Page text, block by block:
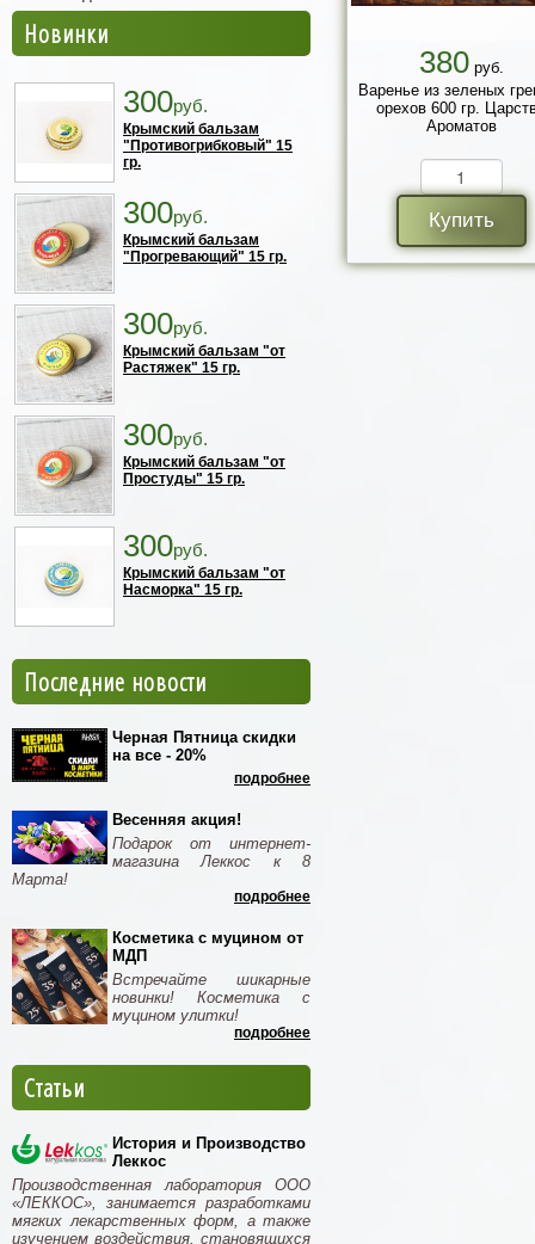
Новинки
300руб.
Крымский бальзам
"Противогрибковый" 15
гр.
300руб.
Крымский бальзам
"Прогревающий" 15 гр.
300руб.
Крымский бальзам "от
Растяжек" 15 гр.
300руб.
Крымский бальзам "от
Простуды" 15 гр.
300руб.
Крымский бальзам "от
Насморка" 15 гр.
Последние новости
Черная Пятница скидки
на все - 20%
подробнее
Весенняя акция!
Подарок от интернет-
магазина Леккос к 8
Марта!
подробнее
Косметика с муцином от
МДП
Встречайте шикарные
новинки! Косметика с
муцином улитки!
подробнее
Статьи
История и Производство
Леккос
Производственная лаборатория ООО
«ЛЕККОС», занимается разработками
мягких лекарственных форм, а также
изучением воздействия, становящихся
380руб.
Варенье из зеленых
орехов 600 гр.
Ароматов
Купить